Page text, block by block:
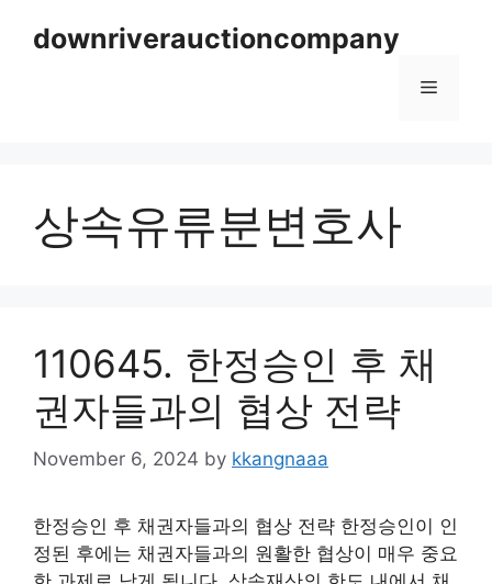
downriverauctioncompany
Menu
상속유류분변호사
110645. 한정승인 후 채
권자들과의 협상 전략
November 6, 2024 by kkangnaaa
한정승인 후 채권자들과의 협상 전략 한정승인이 인
정된 후에는 채권자들과의 원활한 협상이 매우 중요